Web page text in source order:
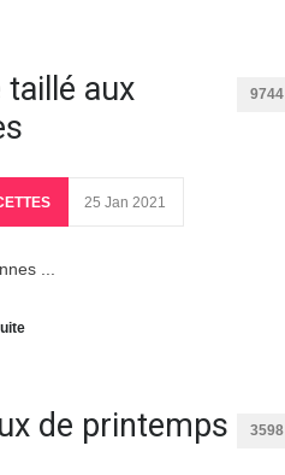
taillé aux
9744
25 Jan 2021
...
de printemps 3598